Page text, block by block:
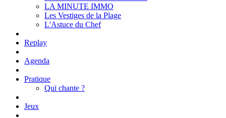
LA MINUTE IMMO
Les Vestiges de la Plage
L'Astuce du Chef
Replay
Agenda
Pratique
Qui chante ?
Jeux